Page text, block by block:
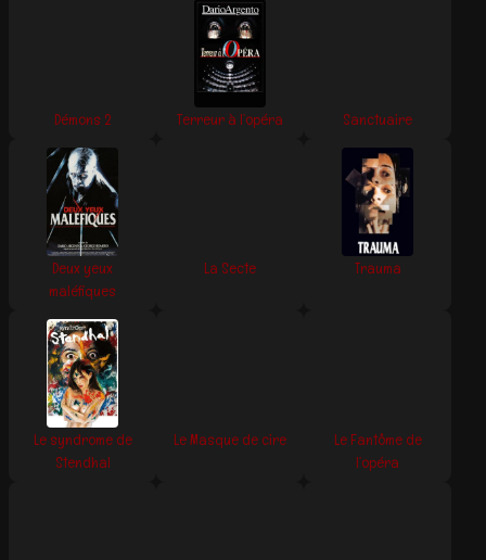
Démons 2 Terreur à l’opéra Sanctuaire
Deux yeux
maléfiques
La Secte Trauma
Le syndrome de
Stendhal
Le Masque de cire
Le Fantôme de
l’opéra